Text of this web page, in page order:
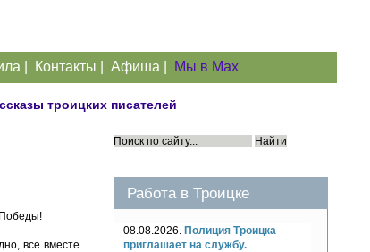
Контакты Афиша Мы в Max
троицких писателей
все вместе.
Работа в Троицке
08.08.2026. Полиция Троицка
приглашает на службу.